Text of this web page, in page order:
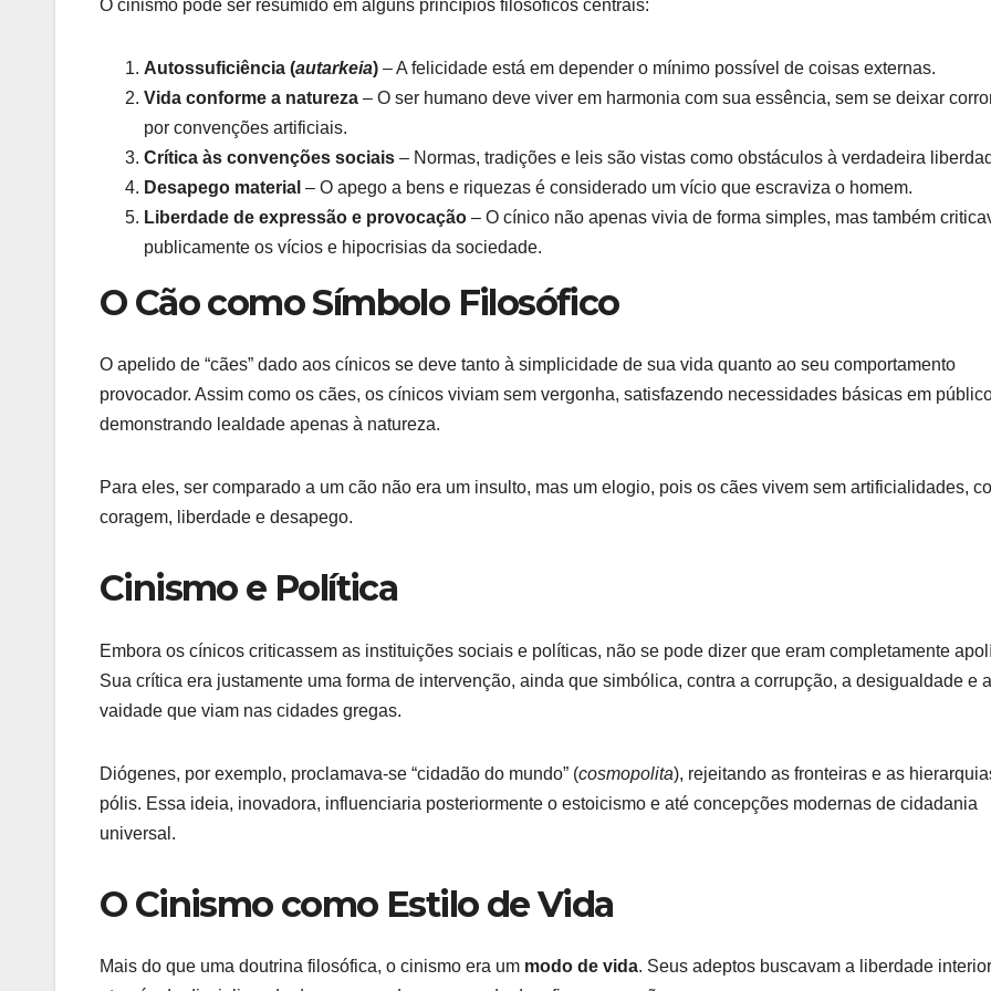
O cinismo pode ser resumido em alguns princípios filosóficos centrais:
Autossuficiência (autarkeia) – A felicidade está em depender o mínimo possível de coisas externas.
Vida conforme a natureza – O ser humano deve viver em harmonia com sua essência, sem se deixar
por convenções artificiais.
Crítica às convenções sociais – Normas, tradições e leis são vistas como obstáculos à verdadeira
Desapego material – O apego a bens e riquezas é considerado um vício que escraviza o homem.
Liberdade de expressão e provocação – O cínico não apenas vivia de forma simples, mas também
publicamente os vícios e hipocrisias da sociedade.
O Cão como Símbolo Filosófico
O apelido de “cães” dado aos cínicos se deve tanto à simplicidade de sua vida quanto ao seu comportamento
provocador. Assim como os cães, os cínicos viviam sem vergonha, satisfazendo necessidades básicas em
demonstrando lealdade apenas à natureza.
Para eles, ser comparado a um cão não era um insulto, mas um elogio, pois os cães vivem sem artificialidades,
coragem, liberdade e desapego.
Cinismo e Política
Embora os cínicos criticassem as instituições sociais e políticas, não se pode dizer que eram completamente
Sua crítica era justamente uma forma de intervenção, ainda que simbólica, contra a corrupção, a desigualdade e a
vaidade que viam nas cidades gregas.
Diógenes, por exemplo, proclamava-se “cidadão do mundo” (cosmopolita), rejeitando as fronteiras e as
pólis. Essa ideia, inovadora, influenciaria posteriormente o estoicismo e até concepções modernas de cidadania
universal.
O Cinismo como Estilo de Vida
Mais do que uma doutrina filosófica, o cinismo era um modo de vida. Seus adeptos buscavam a liberdade interior